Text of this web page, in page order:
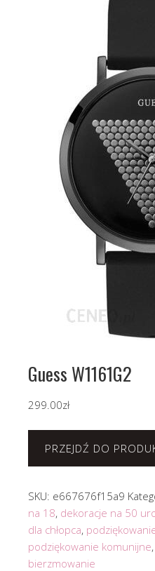
Guess W1161G2
299.00zł
PRZEJDŹ DO
SKU: e667676f15a9
na 18, dekoracje na 50
dla chłopca,
podziękowanie komunijne,
bierzmowanie